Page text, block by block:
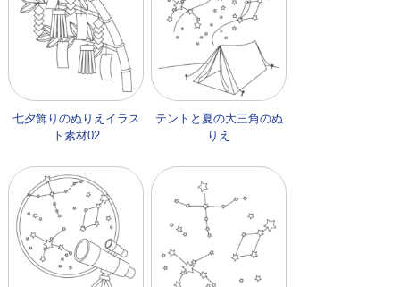
七夕飾りのぬりえイラス
ト素材02
テントと夏の大三角のぬ
りえ